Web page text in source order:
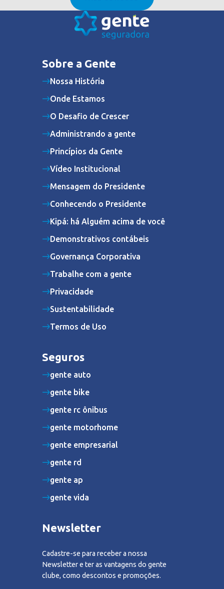
Sobre a Gente
Nossa História
Onde Estamos
O Desafio de Crescer
Administrando a gente
Princípios da Gente
Vídeo Institucional
Mensagem do Presidente
Conhecendo o Presidente
Kipá: há Alguém acima de você
Demonstrativos contábeis
Governança Corporativa
Trabalhe com a gente
Privacidade
Sustentabilidade
Termos de Uso
Seguros
gente auto
gente bike
gente rc ônibus
gente motorhome
gente empresarial
gente rd
gente ap
gente vida
Newsletter
Cadastre-se para receber a nossa
Newsletter e ter as vantagens do gente
clube, como descontos e promoções.